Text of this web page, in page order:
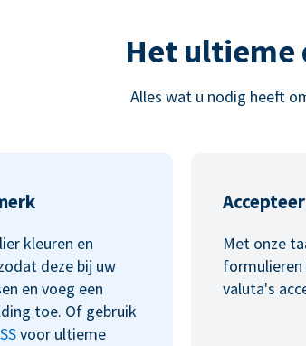
Het
Alles wat u nodig heeft
kleuren en
deze bij uw
en voeg een
toe. Of gebruik
voor ultieme
Met onze
formulieren
valuta's